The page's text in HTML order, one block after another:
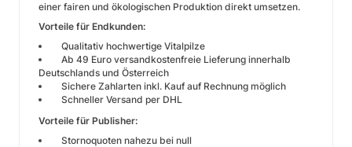
einer fairen und ökologischen Produktion direkt umsetzen.
Vorteile für Endkunden:
Qualitativ hochwertige Vitalpilze
Ab 49 Euro versandkostenfreie Lieferung innerhalb
Deutschlands und Österreich
Sichere Zahlarten inkl. Kauf auf Rechnung möglich
Schneller Versand per DHL
Vorteile für Publisher:
Stornoquoten nahezu bei null